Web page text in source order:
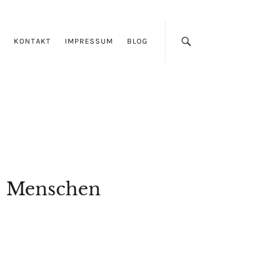
KONTAKT IMPRESSUM BLOG
Menschen